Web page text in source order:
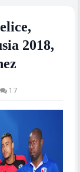
2018,
17